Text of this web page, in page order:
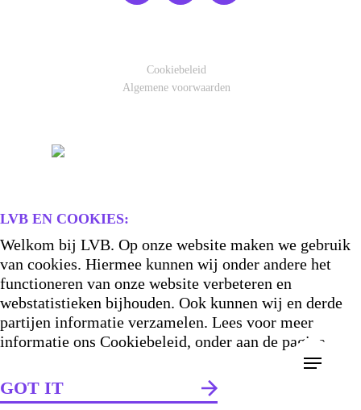
Cookiebeleid
Algemene voorwaarden
LVB EN COOKIES:
Welkom bij LVB. Op onze website maken we gebruik
van cookies. Hiermee kunnen wij onder andere het
functioneren van onze website verbeteren en
webstatistieken bijhouden. Ook kunnen wij en derde
partijen informatie verzamelen. Lees voor meer
informatie ons Cookiebeleid, onder aan de pagina.
GOT IT